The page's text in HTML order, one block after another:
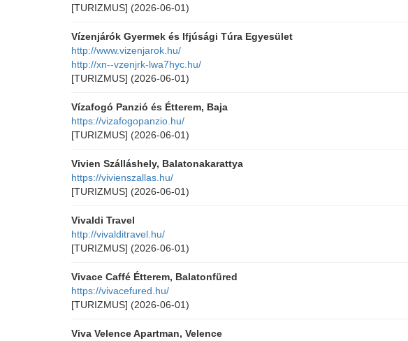
[TURIZMUS] (2026-06-01)
Vízenjárók Gyermek és Ifjúsági Túra Egyesület
http://www.vizenjarok.hu/
http://xn--vzenjrk-lwa7hyc.hu/
[TURIZMUS] (2026-06-01)
Vízafogó Panzió és Étterem, Baja
https://vizafogopanzio.hu/
[TURIZMUS] (2026-06-01)
Vivien Szálláshely, Balatonakarattya
https://vivienszallas.hu/
[TURIZMUS] (2026-06-01)
Vivaldi Travel
http://vivalditravel.hu/
[TURIZMUS] (2026-06-01)
Vivace Caffé Étterem, Balatonfüred
https://vivacefured.hu/
[TURIZMUS] (2026-06-01)
Viva Velence Apartman, Velence